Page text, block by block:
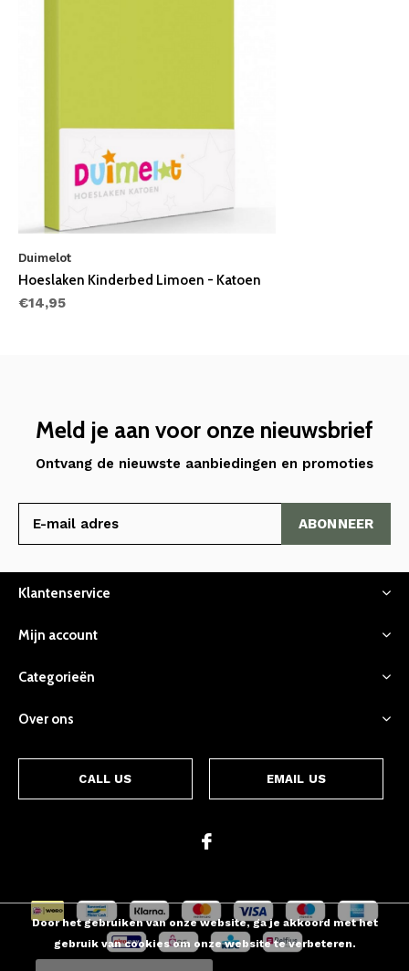
Duimelot
Hoeslaken Kinderbed Limoen - Katoen
€14,95
Meld je aan voor onze nieuwsbrief
Ontvang de nieuwste aanbiedingen en promoties
ABONNEER
Klantenservice
Mijn account
Categorieën
Over ons
CALL US EMAIL US
Door het gebruiken van onze website, ga je akkoord met het
gebruik van cookies om onze website te verbeteren.